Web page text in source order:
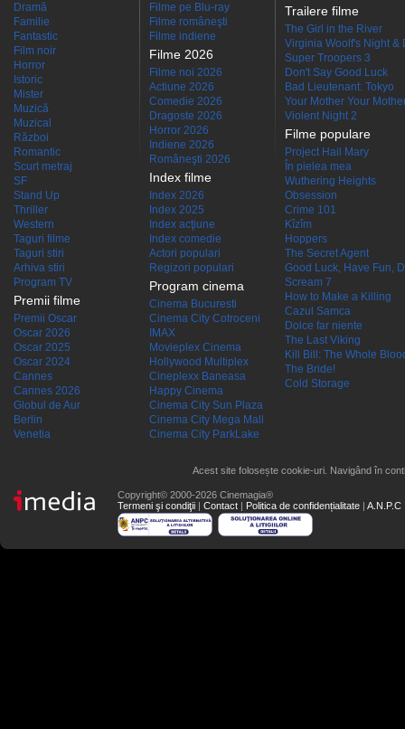
Dramă
Familie
Fantastic
Film noir
Horror
Istoric
Mister
Muzică
Muzical
Război
Romantic
Scurt metraj
SF
Stand Up
Thriller
Western
Taguri filme
Taguri stiri
Arhiva stiri
Program TV
Premii filme
Premii Oscar
Oscar 2026
Oscar 2025
Oscar 2024
Cannes
Cannes 2026
Globul de Aur
Berlin
Venetia
Filme pe Blu-ray
Filme româneşti
Filme indiene
Filme 2026
Filme noi 2026
Actiune 2026
Comedie 2026
Dragoste 2026
Horror 2026
Indiene 2026
Româneşti 2026
Index filme
Index 2026
Index 2025
Index acţiune
Index comedie
Actori populari
Regizori populari
Program cinema
Cinema Bucuresti
Cinema City Cotroceni
IMAX
Movieplex Cinema
Hollywood Multiplex
Cineplexx Baneasa
Happy Cinema
Cinema City Sun Plaza
Cinema City Mega Mall
Cinema City ParkLake
Trailere filme
The Girl in the River
Virginia Woolf's Night &
Super Troopers 3
Don't Say Good Luck
Bad Lieutenant: Tokyo
Your Mother Your
Violent Night 2
Filme populare
Project Hail Mary
În pielea mea
Wuthering Heights
Obsession
Crime 101
Kîzîm
Hoppers
The Secret Agent
Good Luck, Have Fun,
Scream 7
How to Make a Killing
Cazul Samca
Dolce far niente
The Last Viking
Kill Bill: The Whole
The Bride!
Cold Storage
Acest site folosește cookie-uri. Navigând în
Copyright© 2000-2026 Cinemagia®
Termeni şi condiţii | Contact | Politica de confidențialitate | A.N.P.C